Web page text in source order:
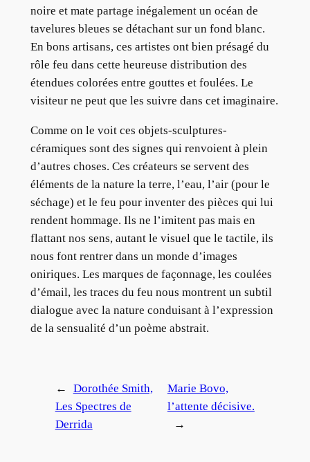
noire et mate partage inégalement un océan de
tavelures bleues se détachant sur un fond blanc.
En bons artisans, ces artistes ont bien présagé du
rôle feu dans cette heureuse distribution des
étendues colorées entre gouttes et foulées. Le
visiteur ne peut que les suivre dans cet imaginaire.
Comme on le voit ces objets-sculptures-
céramiques sont des signes qui renvoient à plein
d’autres choses. Ces créateurs se servent des
éléments de la nature la terre, l’eau, l’air (pour le
séchage) et le feu pour inventer des pièces qui lui
rendent hommage. Ils ne l’imitent pas mais en
flattant nos sens, autant le visuel que le tactile, ils
nous font rentrer dans un monde d’images
oniriques. Les marques de façonnage, les coulées
d’émail, les traces du feu nous montrent un subtil
dialogue avec la nature conduisant à l’expression
de la sensualité d’un poème abstrait.
←
Dorothée Smith,
Les Spectres de
Derrida
Marie Bovo,
l’attente décisive.
→